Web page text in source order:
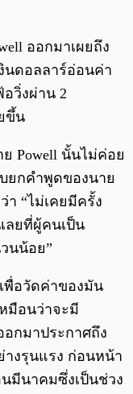
ออกมาเผยถึง
นดอลลาร์อ่อนค่า
วิ่งผ่าน 2
ขึ้น
Powell นั้นไม่ค่อย
ยกคำพูดของนาย
า “ไม่เคยมีครั้ง
ลยที่ผู้คนเป็น
นน้อย”
พื่อวัดค่าของมัน
มือนว่าจะมี
กมาประกาศถึง
างรุนแรง ก่อนหน้า
มีนาคมซึ่งเป็นช่วง